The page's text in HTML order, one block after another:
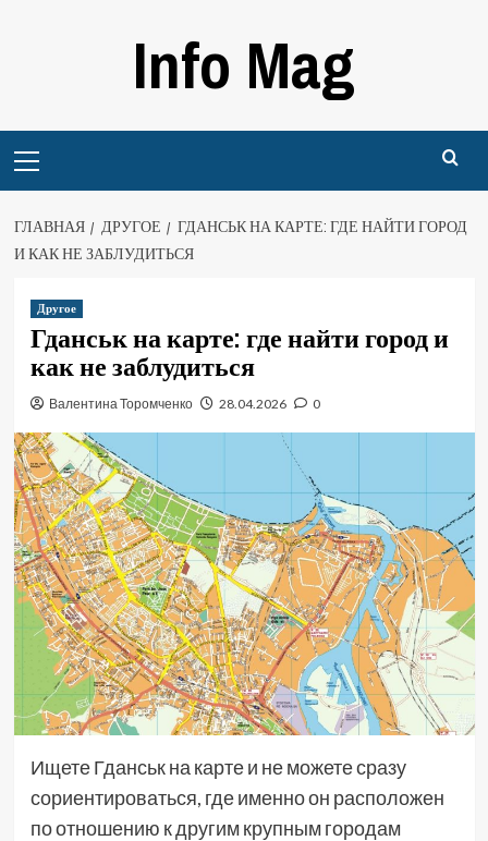
Info Mag
Menu
ГЛАВНАЯ ДРУГОЕ
ГДАНСЬК НА КАРТЕ: ГДЕ НАЙТИ ГОРОД
И КАК НЕ ЗАБЛУДИТЬСЯ
Другое
Гданськ на карте: где найти город и
как не заблудиться
Валентина Торомченко 28.04.2026 0
Ищете Гданськ на карте и не можете сразу
сориентироваться, где именно он расположен
по отношению к другим крупным городам